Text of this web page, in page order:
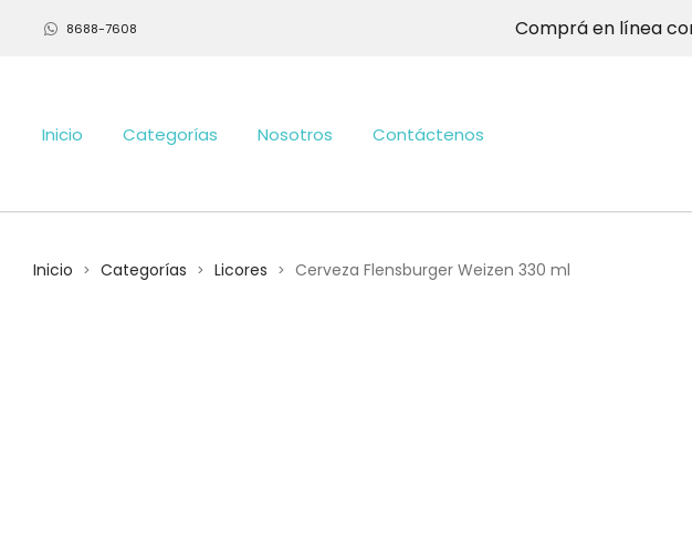
8688-7608 Comprá en línea
Inicio Categorías Nosotros Contáctenos
Inicio > Categorías > Licores > Cerveza Flensburger Weizen 330 ml